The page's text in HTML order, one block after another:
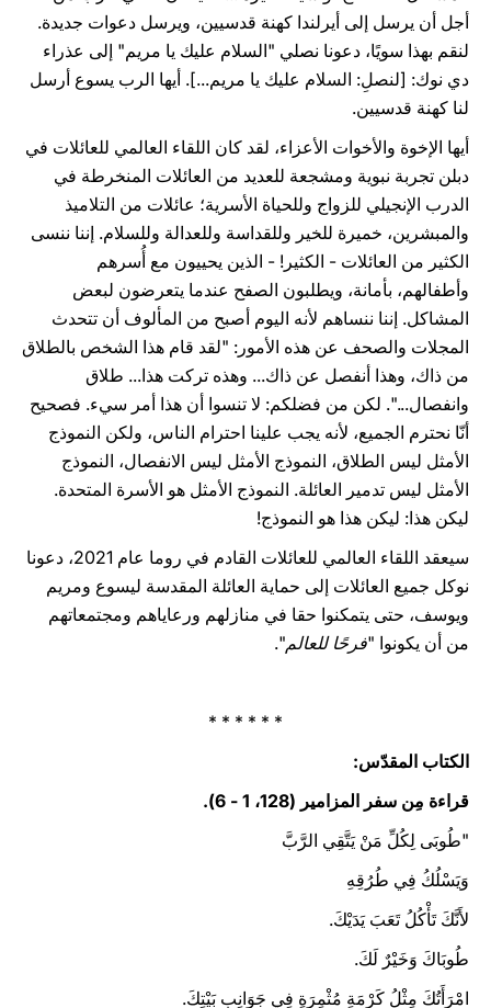
أجل أن يرسل إلى أيرلندا كهنة قدسيين، ويرسل دعوات جديدة.
لنقم بهذا سويًا، دعونا نصلي "السلام عليك يا مريم" إلى عذراء
دي نوك: [لنصلِ: السلام عليك يا مريم...]. أيها الرب يسوع أرسل
لنا كهنة قدسيين.
أيها الإخوة والأخوات الأعزاء، لقد كان اللقاء العالمي للعائلات في
دبلن تجربة نبوية ومشجعة للعديد من العائلات المنخرطة في
الدرب الإنجيلي للزواج وللحياة الأسرية؛ عائلات من التلاميذ
والمبشرين، خميرة للخير وللقداسة وللعدالة وللسلام. إننا ننسى
الكثير من العائلات - الكثير! - الذين يحييون مع أُسرهم
وأطفالهم، بأمانة، ويطلبون الصفح عندما يتعرضون لبعض
المشاكل. إننا ننساهم لأنه اليوم أصبح من المألوف أن تتحدث
المجلات والصحف عن هذه الأمور: "لقد قام هذا الشخص بالطلاق
من ذاك، وهذا أنفصل عن ذاك... وهذه تركت هذا... طلاق
وانفصال...". لكن من فضلكم: لا تنسوا أن هذا أمر سيء. فصحيح
أنّا نحترم الجميع، لأنه يجب علينا احترام الناس، ولكن النموذج
الأمثل ليس الطلاق، النموذج الأمثل ليس الانفصال، النموذج
الأمثل ليس تدمير العائلة. النموذج الأمثل هو الأسرة المتحدة.
ليكن هذا: ليكن هذا هو النموذج!
سيعقد اللقاء العالمي للعائلات القادم في روما عام 2021، دعونا
نوكل جميع العائلات إلى حماية العائلة المقدسة ليسوع ومريم
ويوسف، حتى يتمكنوا حقا في منازلهم ورعاياهم ومجتمعاتهم
من أن يكونوا "فرحًا للعالم".
* * * * * *
الكتاب المقدّس:‏
قراءة مِن سفر المزامير (128، 1 - 6).
"طُوبَى لِكُلِّ مَنْ يَتَّقِي الرَّبَّ
وَيَسْلُكُ فِي طُرُقِهِ
لأَنَّكَ تَأْكُلُ تَعَبَ يَدَيْكَ.
طُوبَاكَ وَخَيْرٌ لَكَ.
امْرَأَتُكَ مِثْلُ كَرْمَةٍ مُثْمِرَةٍ فِي جَوَانِبِ بَيْتِكَ.